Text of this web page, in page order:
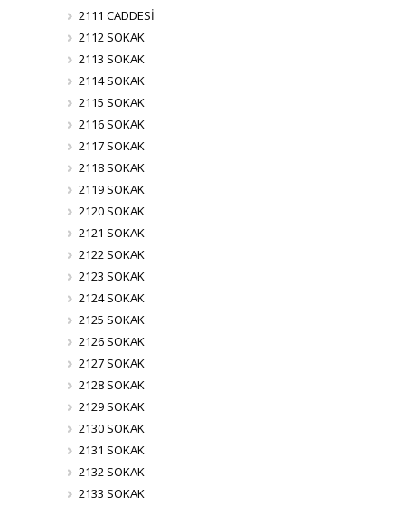
2111 CADDESİ
2112 SOKAK
2113 SOKAK
2114 SOKAK
2115 SOKAK
2116 SOKAK
2117 SOKAK
2118 SOKAK
2119 SOKAK
2120 SOKAK
2121 SOKAK
2122 SOKAK
2123 SOKAK
2124 SOKAK
2125 SOKAK
2126 SOKAK
2127 SOKAK
2128 SOKAK
2129 SOKAK
2130 SOKAK
2131 SOKAK
2132 SOKAK
2133 SOKAK